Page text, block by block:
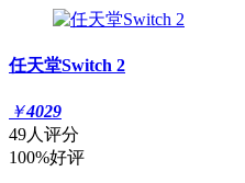
任天堂Switch 2
￥4029
49人评分
100%好评